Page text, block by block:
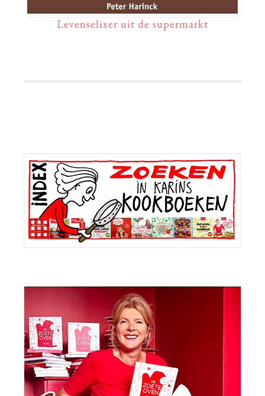
Levenselixer uit de supermarkt
Primaire
Sidebar